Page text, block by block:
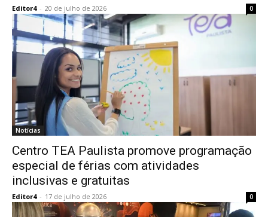
Editor4 - 20 de julho de 2026 0
Notícias
Centro TEA Paulista promove programação
especial de férias com atividades
inclusivas e gratuitas
Editor4 - 17 de julho de 2026 0